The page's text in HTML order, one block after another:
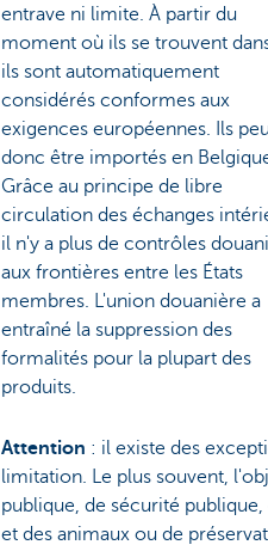
entrave ni limite. À partir du
moment où ils se trouvent
ils sont automatiquement
considérés conformes aux
exigences européennes. Ils
donc être importés en
Grâce au principe de libre
circulation des échanges
il n'y a plus de contrôles
aux frontières entre les États
membres. L'union douanière a
entraîné la suppression des
formalités pour la plupart des
produits.
Attention : il existe des
limitation. Le plus souvent,
publique, de sécurité
et des animaux ou de